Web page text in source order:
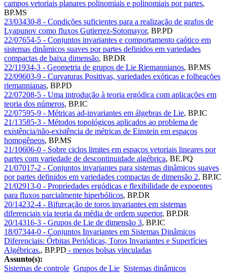
campos vetoriais planares polinomiais e polinomiais por partes,
BP.MS
23/03430-8 - Condições suficientes para a realização de grafos de
Lyapunov como fluxos Gutierrez-Sotomayor, BP.PD
22/07654-5 - Conjuntos invariantes e comportamento caótico em
sistemas dinâmicos suaves por partes definidos em variedades
compactas de baixa dimensão, BP.DR
22/11934-3 - Geometria de grupos de Lie Riemannianos, BP.MS
22/09603-9 - Curvaturas Positivas, variedades exóticas e folheações
riemannianas, BP.PD
22/07208-5 - Uma introdução à teoria ergódica com aplicações em
teoria dos números, BP.IC
22/07595-9 - Métricas ad-invariantes em álgebras de Lie, BP.IC
21/13585-3 - Métodos topológicos aplicados ao problema de
existência/não-existência de métricas de Einstein em espaços
homogêneos, BP.MS
21/10606-0 - Sobre ciclos limites em espaços vetoriais lineares por
partes com variedade de descontinuidade algébrica, BE.PQ
21/07017-2 - Conjuntos invariantes para sistemas dinâmicos suaves
por partes definidos em variedades compactas de dimensão 2, BP.IC
21/02913-0 - Propriedades ergódicas e flexibilidade de expoentes
para fluxos parcialmente hiperbólicos, BP.DR
20/14232-4 - Bifurcação de toros invariantes em sistemas
diferenciais via teoria da média de ordem superior, BP.DR
20/14316-3 - Grupos de Lie de dimensão 3, BP.IC
18/07344-0 - Conjuntos Invariantes em Sistemas Dinâmicos
Diferenciais: Órbitas Periódicas, Toros Invariantes e Superfícies
Algébricas., BP.PD - menos bolsas vinculadas
Assunto(s):
Sistemas de controle Grupos de Lie Sistemas dinâmicos